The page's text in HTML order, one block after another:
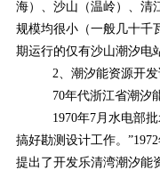
海）、沙山（温岭）、清
规模均很小（一般几十千
期运行的仅有沙山潮汐电
2、潮汐能资源开发
70年代浙江省潮汐
1970年7月水电部批
搞好勘测设计工作。
提出了开发乐清湾潮汐能